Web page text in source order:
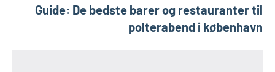
Guide: De bedste barer og restauranter til
polterabend i københavn